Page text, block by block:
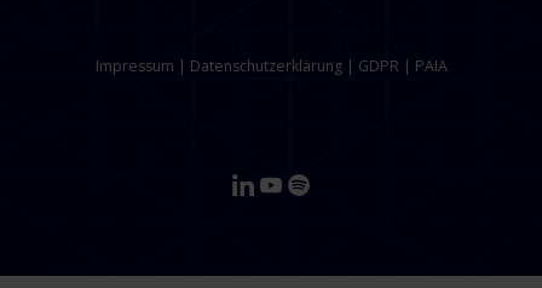
Impressum | Datenschutzerklärung| GDPR | PAIA